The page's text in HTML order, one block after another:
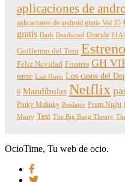
aplicaciones de
aplicaciones de android gratis Vol 35
gratis Dark Deadwind Dracula El
Guillermo del Toro
Feliz Navidad Frontera GH
terror Last Hope Los casos del
6 Mandíbulas Netflix
Pinky Malinky Predator Prom Night
Morty Test The Big Bang Theory
OcioTime, Tu web de ocio.